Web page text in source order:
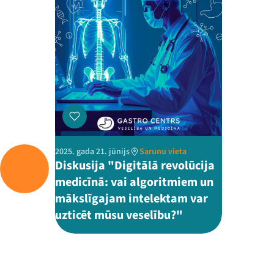
2025. gada 21. jūnijs Sarunu vieta
Diskusija "Digitālā revolūcija
medicīnā: vai algoritmiem un
mākslīgajam intelektam var
uzticēt mūsu veselību?"